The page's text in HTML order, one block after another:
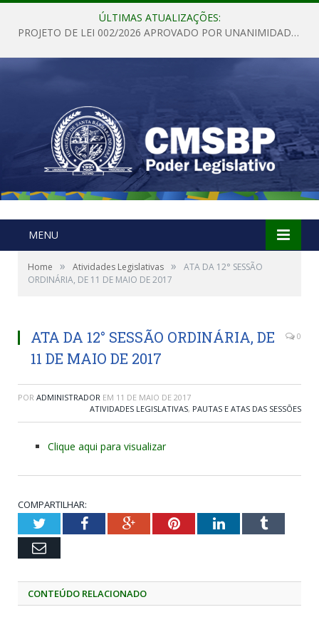
ÚLTIMAS ATUALIZAÇÕES:
PROJETO DE LEI 002/2026 APROVADO POR UNANIMIDADE EM SESSÃO ORDINÁRIA NESTA QUINTA – FEIRA 28 DE MAIO DE 2026
MENU
Home » Atividades Legislativas »
ATA DA 12° SESSÃO
ORDINÁRIA, DE 11 DE MAIO DE 2017
ATA DA 12° SESSÃO ORDINÁRIA, DE
11 DE MAIO DE 2017
0
POR ADMINISTRADOR EM 11 DE MAIO DE 2017
ATIVIDADES LEGISLATIVAS, PAUTAS E ATAS DAS SESSÕES
Clique aqui para visualizar
COMPARTILHAR:
TwitterFacebookGoogle+PinterestLinkedInTumblr
Email
CONTEÚDO RELACIONADO